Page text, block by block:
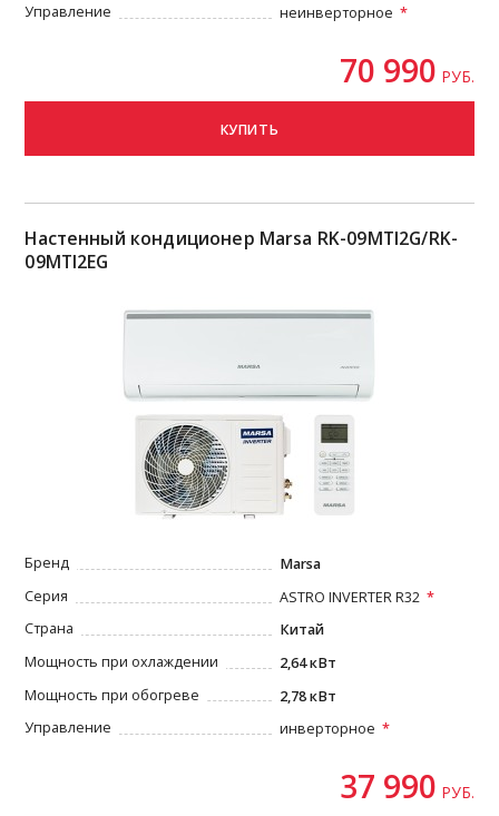
Управление
неинверторное
70 990 РУБ.
КУПИТЬ
Настенный кондиционер Marsa RK-09MTI2G/RK-
09MTI2EG
Бренд
Marsa
Серия
ASTRO INVERTER R32
Страна
Китай
Мощность при охлаждении
2,64 кВт
Мощность при обогреве
2,78 кВт
Управление
инверторное
37 990 РУБ.